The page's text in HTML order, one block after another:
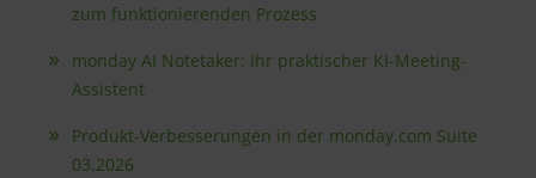
zum funktionierenden Prozess
monday AI Notetaker: Ihr praktischer KI-Meeting-
Assistent
Produkt-Verbesserungen in der monday.com Suite
03.2026